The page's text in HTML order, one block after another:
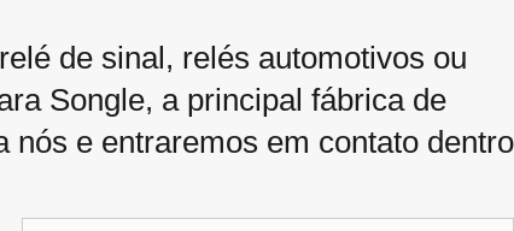
de sinal, relés automotivos ou
Songle, a principal fábrica de
e entraremos em contato dentro